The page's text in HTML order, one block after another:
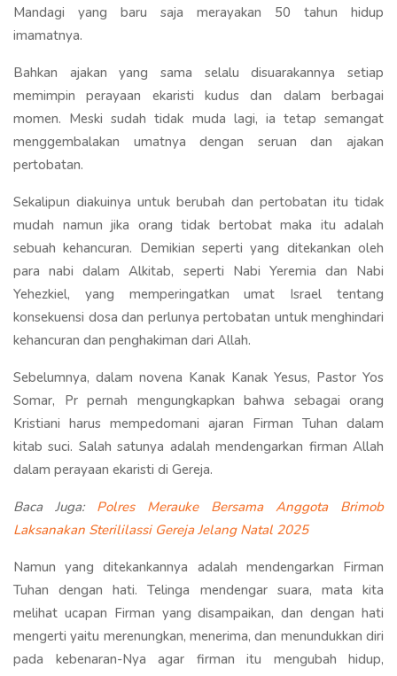
Mandagi yang baru saja merayakan 50 tahun hidup
imamatnya.
Bahkan ajakan yang sama selalu disuarakannya setiap
memimpin perayaan ekaristi kudus dan dalam berbagai
momen. Meski sudah tidak muda lagi, ia tetap semangat
menggembalakan umatnya dengan seruan dan ajakan
pertobatan.
Sekalipun diakuinya untuk berubah dan pertobatan itu tidak
mudah namun jika orang tidak bertobat maka itu adalah
sebuah kehancuran. Demikian seperti yang ditekankan oleh
para nabi dalam Alkitab, seperti Nabi Yeremia dan Nabi
Yehezkiel, yang memperingatkan umat Israel tentang
konsekuensi dosa dan perlunya pertobatan untuk menghindari
kehancuran dan penghakiman dari Allah.
Sebelumnya, dalam novena Kanak Kanak Yesus, Pastor Yos
Somar, Pr pernah mengungkapkan bahwa sebagai orang
Kristiani harus mempedomani ajaran Firman Tuhan dalam
kitab suci. Salah satunya adalah mendengarkan firman Allah
dalam perayaan ekaristi di Gereja.
Baca Juga: Polres Merauke Bersama Anggota Brimob
Laksanakan Sterililassi Gereja Jelang Natal 2025
Namun yang ditekankannya adalah mendengarkan Firman
Tuhan dengan hati. Telinga mendengar suara, mata kita
melihat ucapan Firman yang disampaikan, dan dengan hati
mengerti yaitu merenungkan, menerima, dan menundukkan diri
pada kebenaran-Nya agar firman itu mengubah hidup,